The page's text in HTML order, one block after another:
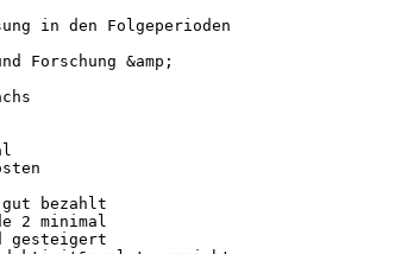
in den Folgeperioden
Forschung &amp;
bezahlt
2 minimal
gesteigert